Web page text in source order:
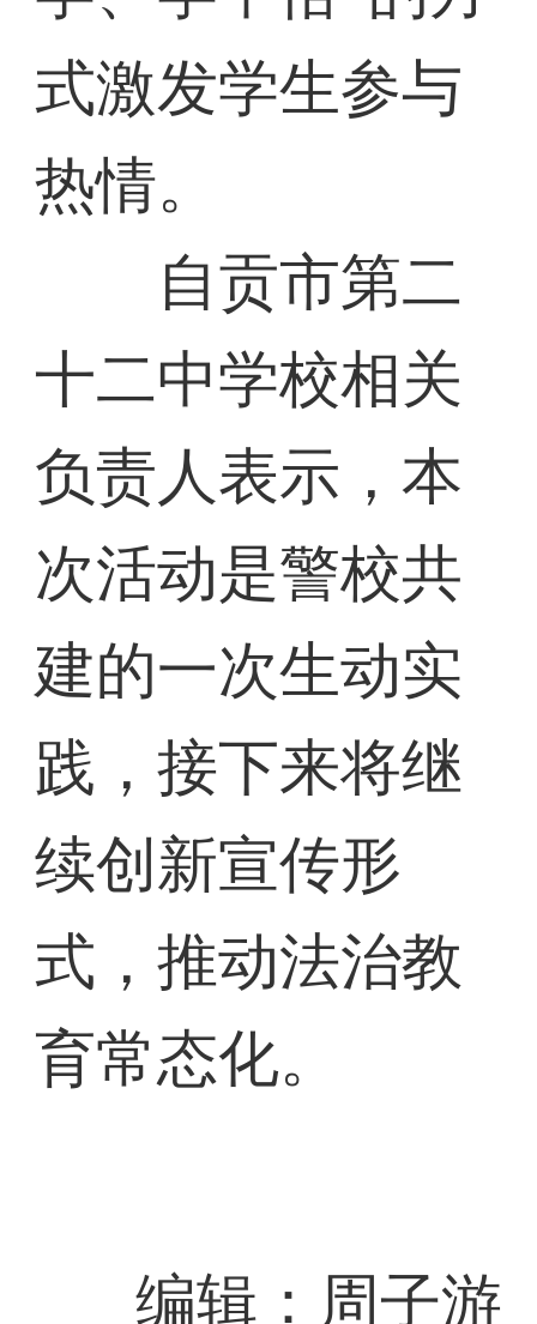
式激发学生参与
热情。
自贡市第二
十二中学校相关
负责人表示，本
次活动是警校共
建的一次生动实
践，接下来将继
续创新宣传形
式，推动法治教
育常态化。
编辑：周子游